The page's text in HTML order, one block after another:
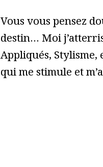
Vous vous pensez
destin… Moi
Appliqués, Stylisme,
qui me stimule et